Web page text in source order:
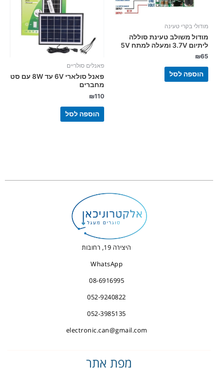
מודולי בקרי טעינה
מודול משולב טעינת סוללה
ליתיום 3.7V ומעלה למתח 5V
₪65
הוספה לסל
פאנלים סולריים
פאנל סולארי 6V עד 8W עם סט
מחברים
₪110
הוספה לסל
היצירה 19, רחובות
WhatsApp
08-6916995
052-9240822
052-3985135
electronic.can@gmail.com
מפת אתר